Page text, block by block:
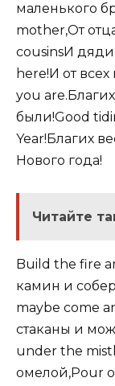
маленького
mother,От
cousinsИ
here!И от
you
были!Good
Year!Благих
Нового года!
Читайте
Build the fire
камин и
maybe come
стаканы и
under the
омелой,Pour